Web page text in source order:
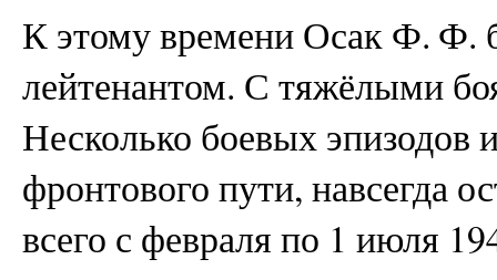
К этому времени Осак Ф. Ф.
лейтенантом. С тяжёлыми
Несколько боевых эпизодов
фронтового пути, навсегда
всего с февраля по 1 июля